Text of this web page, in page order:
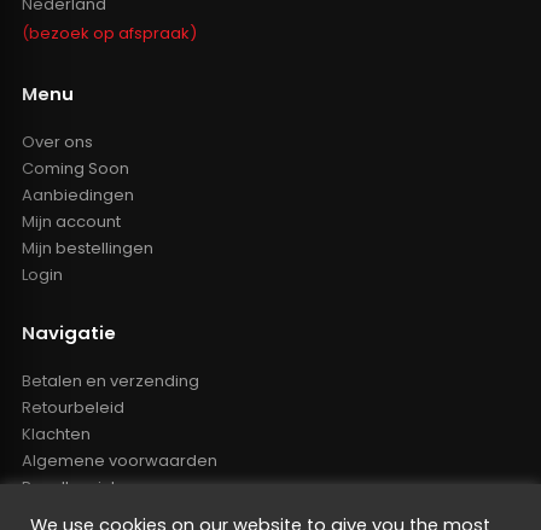
(bezoek op afspraak)
Menu
Over ons
Coming Soon
Aanbiedingen
Mijn account
Mijn bestellingen
Login
Navigatie
Betalen en verzending
Retourbeleid
Klachten
Algemene voorwaarden
Resellers inlog
Reseller worden
We use cookies on our website to give you the most